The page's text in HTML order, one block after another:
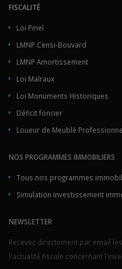
FISCALITÉ
Loi Pinel
LMNP Censi-Bouvard
LMNP Amortissement
Loi Malraux
Loi Monuments Historiques
Déficit foncier
Loueur de Meublé
NOS PROGRAMMES IMMOBILIERS
Tous nos programmes
Simulation investissement
NEWSLETTER
Recevez directement par email
l'actualité fiscale concernant